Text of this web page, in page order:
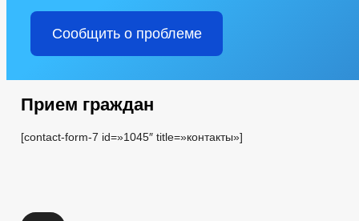
Сообщить о проблеме
Прием граждан
[contact-form-7 id=»1045″ title=»контакты»]